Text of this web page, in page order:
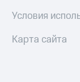
Условия
Карта сайта